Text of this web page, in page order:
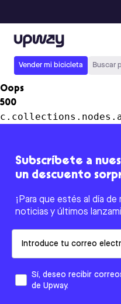
Upway
Vender mi bicicleta Buscar
Oops
500
Subscríbete a
un descuento
¡Para que estés al día
noticias y últimos
Sí, deseo recibir
de Upway.